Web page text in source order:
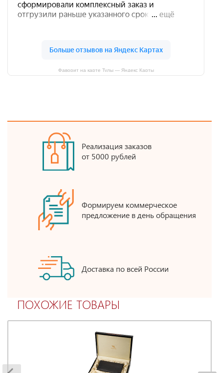
Фаворит на карте Тулы — Яндекс Карты
Реализация заказов
от 5000 рублей
Формируем коммерческое
предложение в день обращения
Доставка по всей России
ПОХОЖИЕ ТОВАРЫ